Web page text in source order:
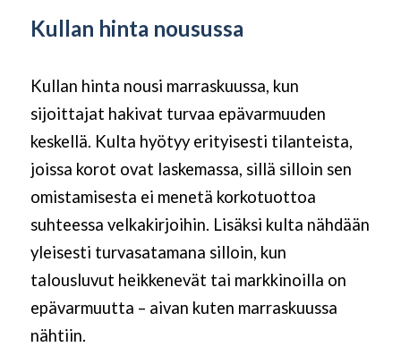
Kullan hinta nousussa
Kullan hinta nousi marraskuussa, kun
sijoittajat hakivat turvaa epävarmuuden
keskellä. Kulta hyötyy erityisesti tilanteista,
joissa korot ovat laskemassa, sillä silloin sen
omistamisesta ei menetä korkotuottoa
suhteessa velkakirjoihin. Lisäksi kulta nähdään
yleisesti turvasatamana silloin, kun
talousluvut heikkenevät tai markkinoilla on
epävarmuutta – aivan kuten marraskuussa
nähtiin.